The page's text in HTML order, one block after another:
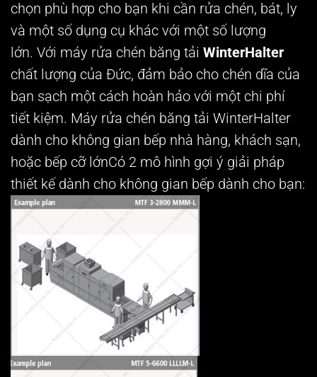
chọn phù hợp cho bạn khi cần rửa chén, bát, ly
và một số dụng cụ khác với một số lượng
lớn. Với máy rửa chén băng tải WinterHalter
chất lượng của Đức, đảm bảo cho chén dĩa của
bạn sạch một cách hoàn hảo với một chi phí
tiết kiệm. Máy rửa chén băng tải WinterHalter
dành cho không gian bếp nhà hàng, khách sạn,
hoặc bếp cỡ lớnCó 2 mô hình gợi ý giải pháp
thiết kế dành cho không gian bếp dành cho bạn: